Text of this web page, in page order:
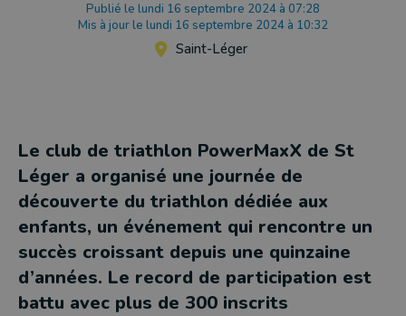
Publié le lundi 16 septembre 2024 à 07:28
Mis à jour le lundi 16 septembre 2024 à 10:32
Saint-Léger
Le club de triathlon PowerMaxX de St
Léger a organisé une journée de
découverte du triathlon dédiée aux
enfants, un événement qui rencontre un
succès croissant depuis une quinzaine
d’années. Le record de participation est
battu avec plus de 300 inscrits